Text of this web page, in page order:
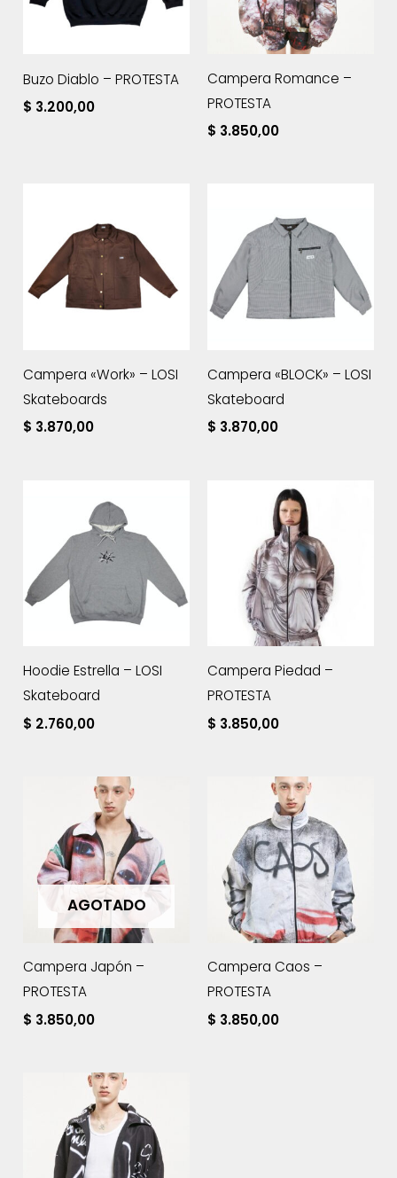
Buzo Diablo – PROTESTA
$ 3.200,00
Campera Romance –
PROTESTA
$ 3.850,00
Campera «Work» – LOSI
Skateboards
$ 3.870,00
Campera «BLOCK» – LOSI
Skateboard
$ 3.870,00
Hoodie Estrella – LOSI
Skateboard
$ 2.760,00
Campera Piedad –
PROTESTA
$ 3.850,00
AGOTADO
Campera Japón –
PROTESTA
$ 3.850,00
Campera Caos –
PROTESTA
$ 3.850,00